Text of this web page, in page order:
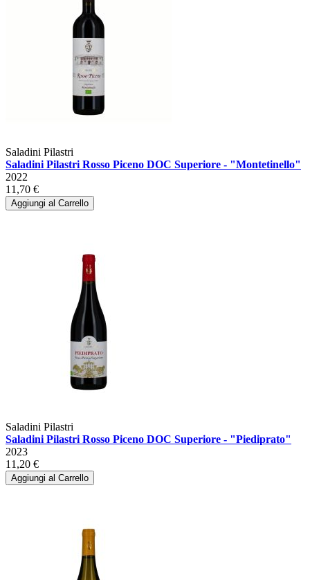
Saladini Pilastri
Saladini Pilastri Rosso Piceno DOC Superiore - "Montetinello"
2022
11,70 €
Aggiungi al Carrello
Saladini Pilastri
Saladini Pilastri Rosso Piceno DOC Superiore - "Piediprato"
2023
11,20 €
Aggiungi al Carrello